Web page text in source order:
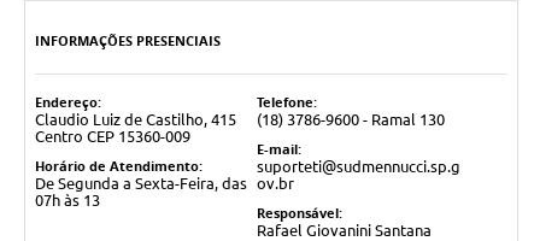
Editais
Licitações
TRANSPARÊNCIA PAULO GUSTAVO
INFORMAÇÕES PRESENCIAIS
Endereço:
Claudio Luiz de Castilho, 415
Centro CEP 15360-009
Horário de Atendimento:
De Segunda a Sexta-Feira, das
07h às 13
Telefone:
(18) 3786-9600 - Ramal 130
E-mail:
suporteti@sudmennucci.sp.g
ov.br
Responsável:
Rafael Giovanini Santana